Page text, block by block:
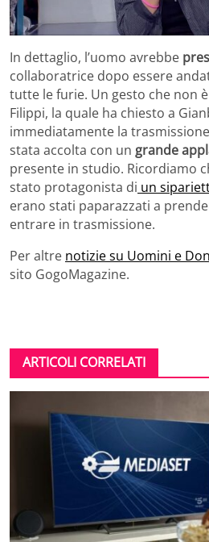
In dettaglio, l’uomo avrebbe
collaboratrice dopo essere
tutte le furie. Un gesto che non
Filippi, la quale ha chiesto a
immediatamente la
stata accolta con un grande
presente in studio. Ricordiamo
stato protagonista di un
erano stati paparazzati a
entrare in trasmissione.
Per altre notizie su Uomini e
sito GogoMagazine.
ARTICOLI CORRELATI